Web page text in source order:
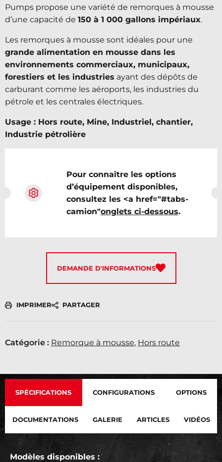
Pumps propose une variété de remorques à mousse
d’une capacité de 150 à 1 000 gallons impériaux.
Les remorques à mousse sont idéales pour une
grande alimentation en mousse dans les
environnements commerciaux, municipaux,
forestiers et les industries ayant des dépôts de
carburant comme les aéroports, les industries du
pétrole et les centrales électriques.
Usage : Hors route, Mine, Industriel, chantier,
Industrie pétrolière
Pour connaître les options
d’équipement disponibles,
consultez les <a href="#tabs-
camion"onglets ci-dessous.
DEMANDE D'INFORMATIONS
IMPRIMER PARTAGER
Catégorie : Remorque à mousse, Hors route
SPÉCIFICATIONS CONFIGURATIONS OPTIONS
DOCUMENTATIONS GALERIE ARTICLES VIDÉOS
Modèles disponibles :